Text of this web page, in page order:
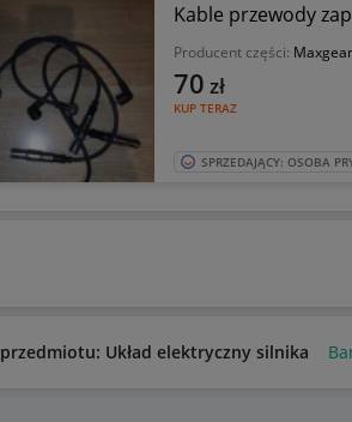
Kable przewody
Producent części: Maxgear
KUP TERAZ
70 zł
SPRZEDAJĄCY: OSOBA
Układ elektryczny silnika